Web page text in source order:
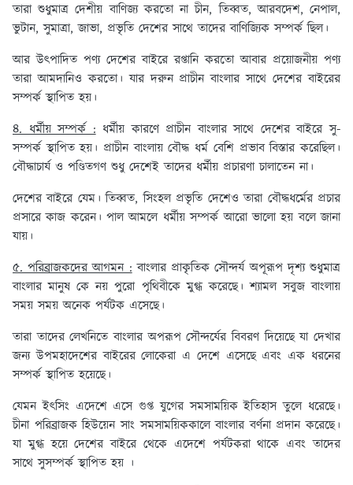
তারা শুধুমাত্র দেশীয় বাণিজ্য করতো না চীন, তিব্বত, আরবদেশ, নেপাল,
ভুটান, সুমাত্রা, জাভা, প্রভৃতি দেশের সাথে তাদের বাণিজ্যিক সম্পর্ক ছিল।
আর উৎপাদিত পণ্য দেশের বাইরে রপ্তানি করতো আবার প্রয়োজনীয় পণ্য
তারা আমদানিও করতো। যার দরুন প্রাচীন বাংলার সাথে দেশের বাইরের
সম্পর্ক স্থাপিত হয়।
৪. ধর্মীয় সম্পর্ক :ধর্মীয় কারণে প্রাচীন বাংলার সাথে দেশের বাইরে সু-
সম্পর্ক স্থাপিত হয়। প্রাচীন বাংলায় বৌদ্ধ ধর্ম বেশি প্রভাব বিস্তার করেছিল।
বৌদ্ধাচার্য ও পণ্ডিতগণ শুধু দেশেই তাদের ধর্মীয় প্রচারণা চালাতেন না।
দেশের বাইরে যেম। তিব্বত, সিংহল প্রভৃতি দেশেও তারা বৌদ্ধধর্মের প্রচার
প্রসারে কাজ করেন। পাল আমলে ধর্মীয় সম্পর্ক আরো ভালো হয় বলে জানা
যায়।
৫. পরিব্রাজকদের আগমন :বাংলার প্রাকৃতিক সৌন্দর্য অপূরূপ দৃশ্য শুধুমাত্র
বাংলার মানুষ কে নয় পুরো পৃথিবীকে মুগ্ধ করেছে। শ্যামল সবুজ বাংলায়
সময় সময় অনেক পর্যটক এসেছে।
তারা তাদের লেখনিতে বাংলার অপরূপ সৌন্দর্যের বিবরণ দিয়েছে যা দেখার
জন্য উপমহাদেশের বাইরের লোকেরা এ দেশে এসেছে এবং এক ধরনের
সম্পর্ক স্থাপিত হয়েছে।
যেমন ইৎসিং এদেশে এসে গুপ্ত যুগের সমসাময়িক ইতিহাস তুলে ধরেছে।
চীনা পরিব্রাজক হিউয়েন সাং সমসাময়িককালে বাংলার বর্ণনা প্রদান করেছে।
যা মুগ্ধ হয়ে দেশের বাইরে থেকে এদেশে পর্যটকরা থাকে এবং তাদের
সাথে সুসম্পর্ক স্থাপিত হয় ।